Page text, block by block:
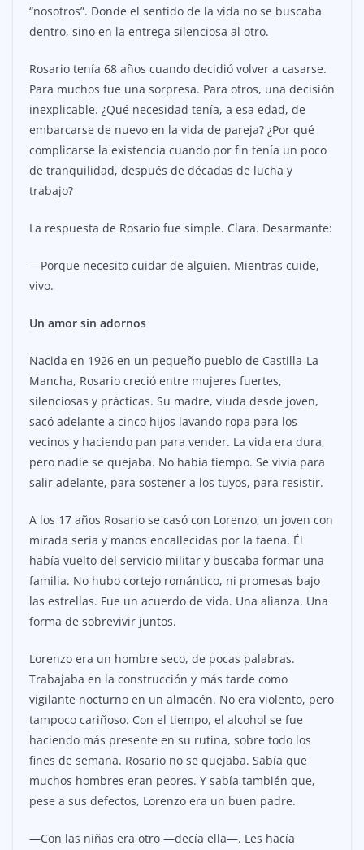
“nosotros”. Donde el sentido de la vida no se buscaba
dentro, sino en la entrega silenciosa al otro.
Rosario tenía 68 años cuando decidió volver a casarse.
Para muchos fue una sorpresa. Para otros, una decisión
inexplicable. ¿Qué necesidad tenía, a esa edad, de
embarcarse de nuevo en la vida de pareja? ¿Por qué
complicarse la existencia cuando por fin tenía un poco
de tranquilidad, después de décadas de lucha y
trabajo?
La respuesta de Rosario fue simple. Clara. Desarmante:
—Porque necesito cuidar de alguien. Mientras cuide,
vivo.
Un amor sin adornos
Nacida en 1926 en un pequeño pueblo de Castilla-La
Mancha, Rosario creció entre mujeres fuertes,
silenciosas y prácticas. Su madre, viuda desde joven,
sacó adelante a cinco hijos lavando ropa para los
vecinos y haciendo pan para vender. La vida era dura,
pero nadie se quejaba. No había tiempo. Se vivía para
salir adelante, para sostener a los tuyos, para resistir.
A los 17 años Rosario se casó con Lorenzo, un joven con
mirada seria y manos encallecidas por la faena. Él
había vuelto del servicio militar y buscaba formar una
familia. No hubo cortejo romántico, ni promesas bajo
las estrellas. Fue un acuerdo de vida. Una alianza. Una
forma de sobrevivir juntos.
Lorenzo era un hombre seco, de pocas palabras.
Trabajaba en la construcción y más tarde como
vigilante nocturno en un almacén. No era violento, pero
tampoco cariñoso. Con el tiempo, el alcohol se fue
haciendo más presente en su rutina, sobre todo los
fines de semana. Rosario no se quejaba. Sabía que
muchos hombres eran peores. Y sabía también que,
pese a sus defectos, Lorenzo era un buen padre.
—Con las niñas era otro —decía ella—. Les hacía